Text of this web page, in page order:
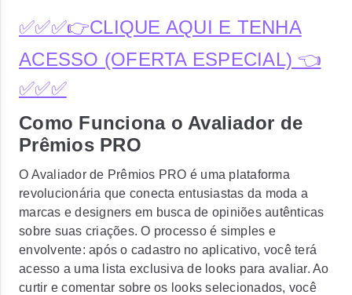
✅✅✅👉CLIQUE AQUI E TENHA
ACESSO (OFERTA ESPECIAL) 👈
✅✅✅
Como Funciona o Avaliador de
Prêmios PRO
O Avaliador de Prêmios PRO é uma plataforma
revolucionária que conecta entusiastas da moda a
marcas e designers em busca de opiniões autênticas
sobre suas criações. O processo é simples e
envolvente: após o cadastro no aplicativo, você terá
acesso a uma lista exclusiva de looks para avaliar. Ao
curtir e comentar sobre os looks selecionados, você